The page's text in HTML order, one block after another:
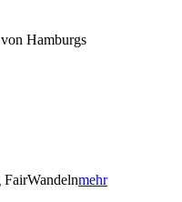
Hamburgs
mehr